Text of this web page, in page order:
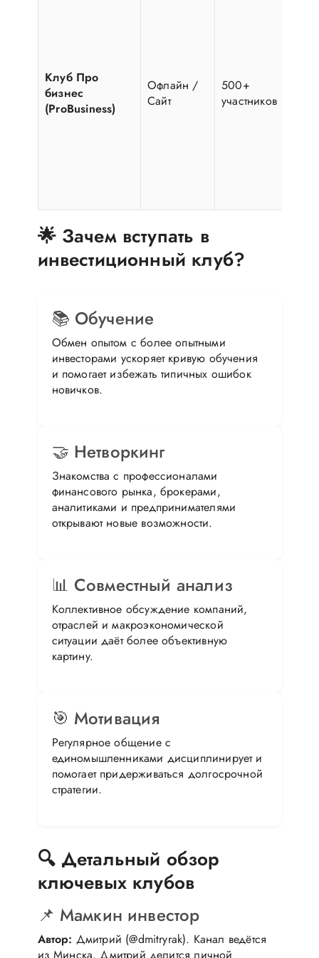
Клуб Про
бизнес
(ProBusiness)
Офлайн /
Сайт
500+
участников
🌟 Зачем вступать в
инвестиционный клуб?
📚 Обучение
Обмен опытом с более опытными
инвесторами ускоряет кривую обучения
и помогает избежать типичных ошибок
новичков.
🤝 Нетворкинг
Знакомства с профессионалами
финансового рынка, брокерами,
аналитиками и предпринимателями
открывают новые возможности.
📊 Совместный анализ
Коллективное обсуждение компаний,
отраслей и макроэкономической
ситуации даёт более объективную
картину.
🎯 Мотивация
Регулярное общение с
единомышленниками дисциплинирует и
помогает придерживаться долгосрочной
стратегии.
🔍 Детальный обзор
ключевых клубов
📌 Мамкин инвестор
Автор: Дмитрий (@dmitryrak). Канал ведётся
из Минска. Дмитрий делится личной